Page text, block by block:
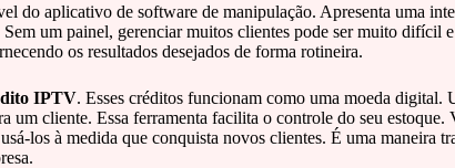
do aplicativo de software de manipulação. Apresenta uma
um painel, gerenciar muitos clientes pode ser muito difícil
os resultados desejados de forma rotineira.
IPTV. Esses créditos funcionam como uma moeda digital.
um cliente. Essa ferramenta facilita o controle do seu estoque.
los à medida que conquista novos clientes. É uma maneira